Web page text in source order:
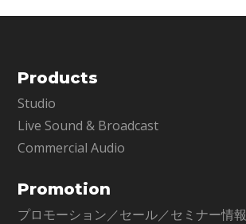
Products
Studio
Live Sound & Broadcast
Commercial Audio
Promotion
プロモーション／セール／セミナー情報